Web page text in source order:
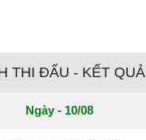
THI ĐẤU - KẾT QUẢ
Ngày - 10/08